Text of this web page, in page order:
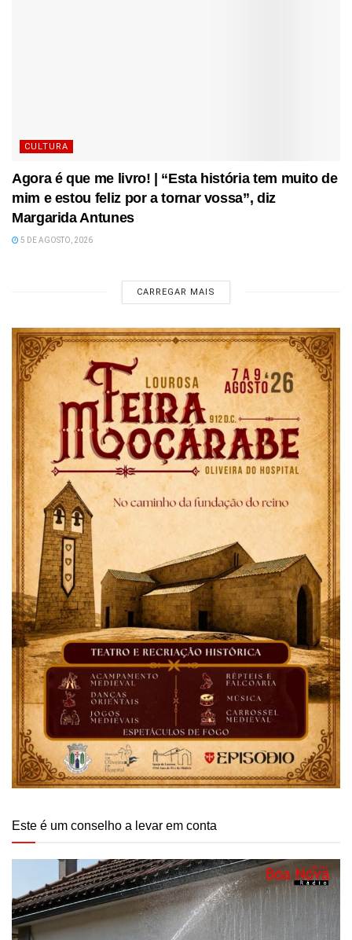
CULTURA
Agora é que me livro! | “Esta história tem muito de
mim e estou feliz por a tornar vossa”, diz
Margarida Antunes
5 DE AGOSTO, 2026
CARREGAR MAIS
Este é um conselho a levar em conta